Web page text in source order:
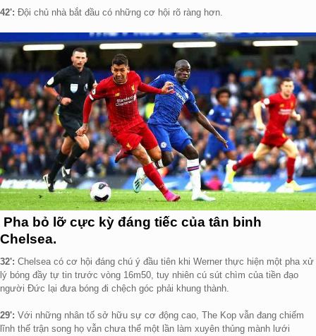
42': Đội chủ nhà bắt đầu có những cơ hội rõ ràng hơn.
Pha bỏ lỡ cực kỳ đáng tiếc của tân binh
Chelsea.
32': Chelsea có cơ hội đáng chú ý đầu tiên khi Werner thực hiện một pha xử
lý bóng đầy tự tin trước vòng 16m50, tuy nhiên cú sút chìm của tiền đạo
người Đức lại đưa bóng đi chệch góc phải khung thành.
29': Với những nhân tố sở hữu sự cơ động cao, The Kop vẫn đang chiếm
lĩnh thế trận song họ vẫn chưa thể một lần làm xuyên thủng mành lưới